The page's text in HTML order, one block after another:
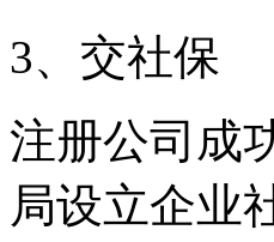
3、交社保
注册公司成
局设立企业